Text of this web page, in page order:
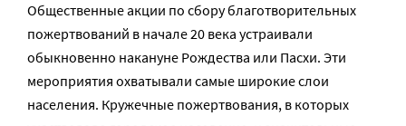
Общественные акции по сбору благотворительных
пожертвований в начале 20 века устраивали
обыкновенно накануне Рождества или Пасхи. Эти
мероприятия охватывали самые широкие слои
населения. Кружечные пожертвования, в которых